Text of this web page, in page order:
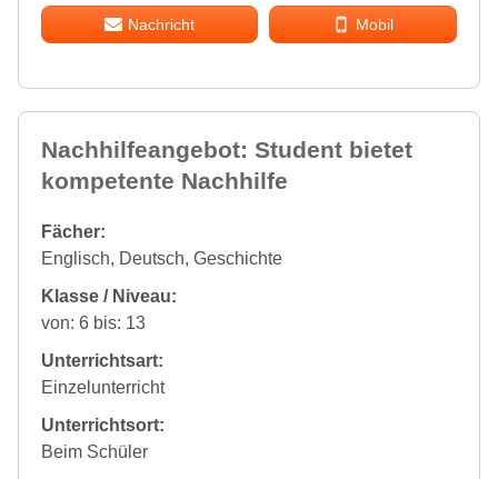
Nachricht Mobil
Nachhilfeangebot: Student bietet
kompetente Nachhilfe
Fächer:
Englisch, Deutsch, Geschichte
Klasse / Niveau:
von: 6 bis: 13
Unterrichtsart:
Einzelunterricht
Unterrichtsort:
Beim Schüler